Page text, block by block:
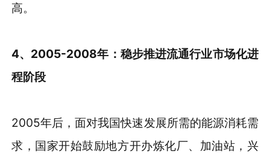
高。
4、2005-2008年：稳步推进流通行业市场化进
程阶段
2005年后，面对我国快速发展所需的能源消耗需
求，国家开始鼓励地方开办炼化厂、加油站，兴